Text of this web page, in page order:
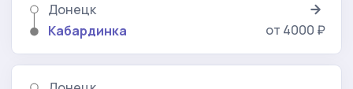
Донецк
Кабардинка
от 4000 ₽